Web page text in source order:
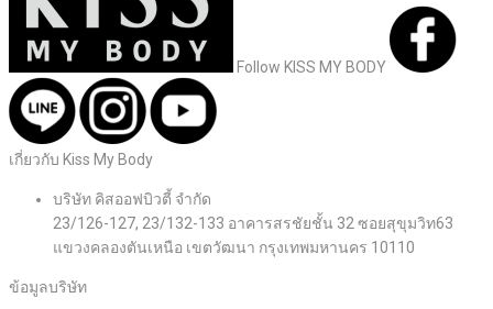
Follow KISS MY BODY
เกี่ยวกับ Kiss My Body
บริษัท คิสออฟบิวตี้ จำกัด
23/126-127, 23/132-133 อาคารสรชัยชั้น 32 ซอยสุขุมวิท63
แขวงคลองตันเหนือ เขตวัฒนา กรุงเทพมหานคร 10110
ข้อมูลบริษัท